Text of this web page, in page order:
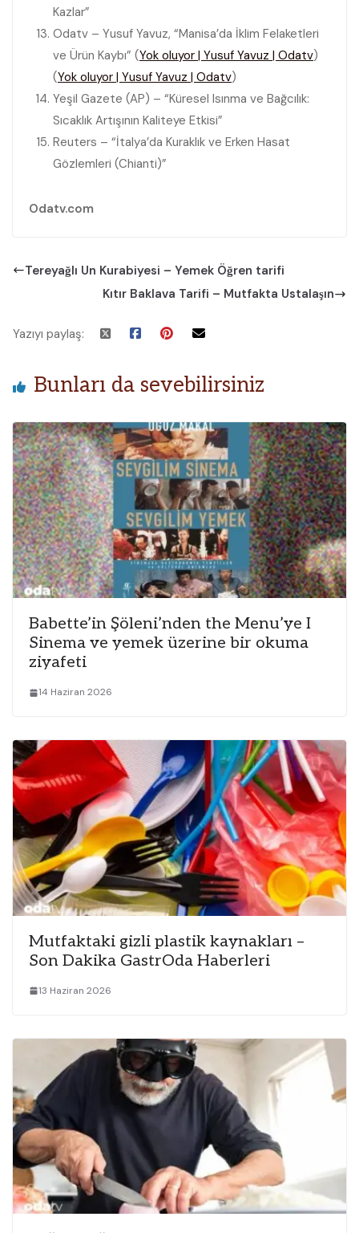
Kazlar”
Odatv – Yusuf Yavuz, “Manisa’da İklim Felaketleri
ve Ürün Kaybı” (Yok oluyor | Yusuf Yavuz | Odatv)
(Yok oluyor | Yusuf Yavuz | Odatv)
Yeşil Gazete (AP) – “Küresel Isınma ve Bağcılık:
Sıcaklık Artışının Kaliteye Etkisi”
Reuters – “İtalya’da Kuraklık ve Erken Hasat
Gözlemleri (Chianti)”
Odatv.com
Tereyağlı Un Kurabiyesi – Yemek Öğren tarifi
Kıtır Baklava Tarifi – Mutfakta Ustalaşın
Yazıyı paylaş:
Bunları da sevebilirsiniz
Babette’in Şöleni’nden the Menu’ye I
Sinema ve yemek üzerine bir okuma
ziyafeti
14 Haziran 2026
Mutfaktaki gizli plastik kaynakları –
Son Dakika GastrOda Haberleri
13 Haziran 2026